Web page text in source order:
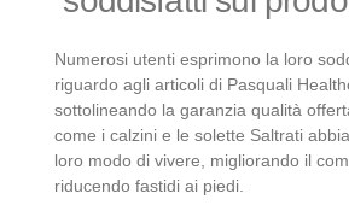
Numerosi utenti esprimono la loro
riguardo agli articoli di Pasquali
sottolineando la garanzia qualità
come i calzini e le solette Saltrati
loro modo di vivere, migliorando il
riducendo fastidi ai piedi.